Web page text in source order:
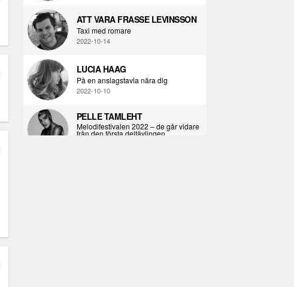
ATT VARA FRASSE LEVINSSON
Taxi med romare
2022-10-14
LUCIA HAAG
På en anslagstavla nära dig
2022-10-10
PELLE TAMLEHT
Melodifestivalen 2022 – de går vidare
från den första deltävlingen